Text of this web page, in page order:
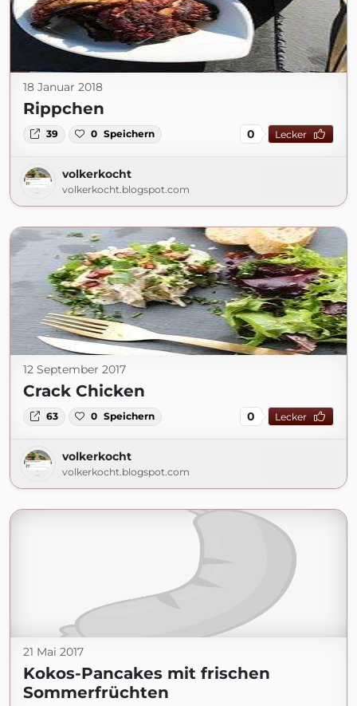
18 Januar 2018
Rippchen
39 0 Speichern 0 Lecker
volkerkocht
volkerkocht.blogspot.com
12 September 2017
Crack Chicken
63 0 Speichern 0 Lecker
volkerkocht
volkerkocht.blogspot.com
21 Mai 2017
Kokos-Pancakes mit frischen
Sommerfrüchten